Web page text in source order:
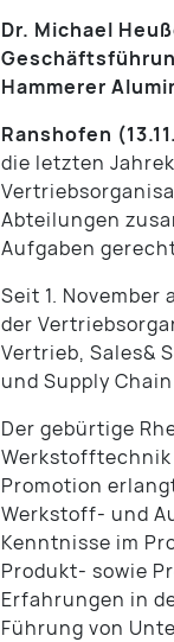
Dr. Michael
Hammerer
Ranshofen
die letzten
Abteilungen
Aufgaben
Seit 1. November
der
Vertrieb, Sales&
und Supply
Der gebürtige
Promotion
Werkstoff- und
Kenntnisse im
Produkt- sowie
Erfahrungen in
Führung von